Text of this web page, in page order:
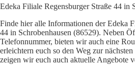
Edeka Filiale Regensburger Straße 44 in
Finde hier alle Informationen der Edeka
44 in Schrobenhausen (86529). Neben
Telefonnummer, bieten wir auch eine
erleichtern euch so den Weg zur
zeigen wir euch auch aktuelle Angebote